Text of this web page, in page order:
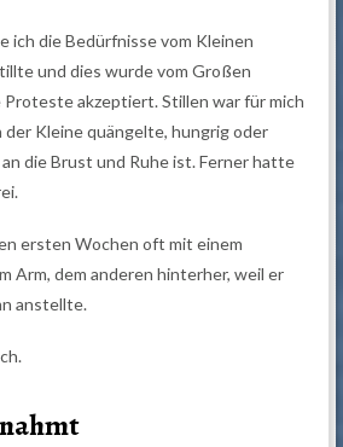
ich die Bedürfnisse vom Kleinen
und dies wurde vom Großen
akzeptiert. Stillen war für mich
Kleine quängelte, hungrig oder
an die Brust und Ruhe ist. Ferner hatte
ersten Wochen oft mit einem
Arm, dem anderen hinterher, weil er
anstellte.